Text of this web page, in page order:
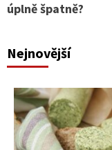
úplně špatně?
Nejnovější